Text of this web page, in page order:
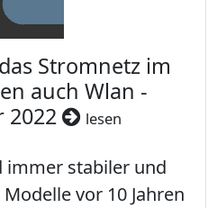
Stromnetz im
auch Wlan -
2022
lesen
immer stabiler und
vor 10 Jahren